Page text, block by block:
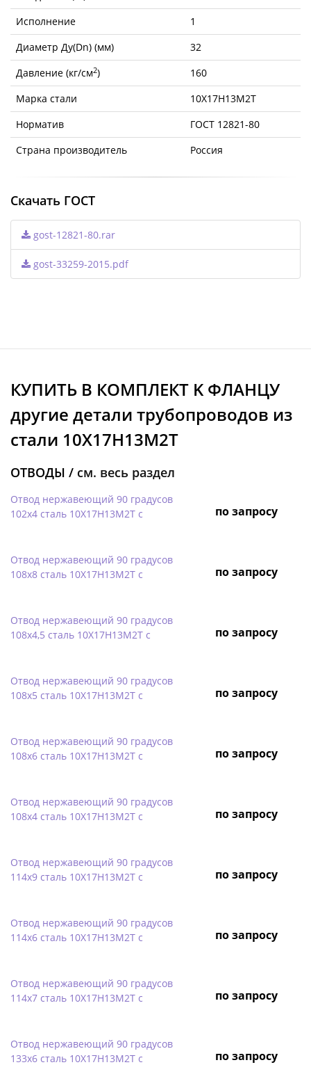
Исполнение
1
Диаметр Ду(Dn) (мм)
32
Давление (кг/см2)
160
Марка стали
10Х17Н13М2Т
Норматив
ГОСТ 12821-80
Страна производитель
Россия
Скачать ГОСТ
gost-12821-80.rar
gost-33259-2015.pdf
КУПИТЬ В КОМПЛЕКТ K ФЛАНЦУ
другие детали трубопроводов из
стали 10Х17Н13М2Т
ОТВОДЫ / см. весь раздел
Отвод нержавеющий 90 градусов
102х4 сталь 10Х17Н13М2Т с
по запросу
Отвод нержавеющий 90 градусов
108х8 сталь 10Х17Н13М2Т с
по запросу
Отвод нержавеющий 90 градусов
108х4,5 сталь 10Х17Н13М2Т с
по запросу
Отвод нержавеющий 90 градусов
108х5 сталь 10Х17Н13М2Т с
по запросу
Отвод нержавеющий 90 градусов
108х6 сталь 10Х17Н13М2Т с
по запросу
Отвод нержавеющий 90 градусов
108х4 сталь 10Х17Н13М2Т с
по запросу
Отвод нержавеющий 90 градусов
114х9 сталь 10Х17Н13М2Т с
по запросу
Отвод нержавеющий 90 градусов
114х6 сталь 10Х17Н13М2Т с
по запросу
Отвод нержавеющий 90 градусов
114х7 сталь 10Х17Н13М2Т с
по запросу
Отвод нержавеющий 90 градусов
133х6 сталь 10Х17Н13М2Т с
по запросу